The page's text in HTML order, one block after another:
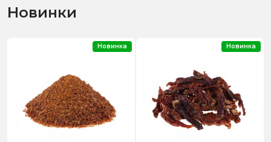
Новинки
Новинка Новинка